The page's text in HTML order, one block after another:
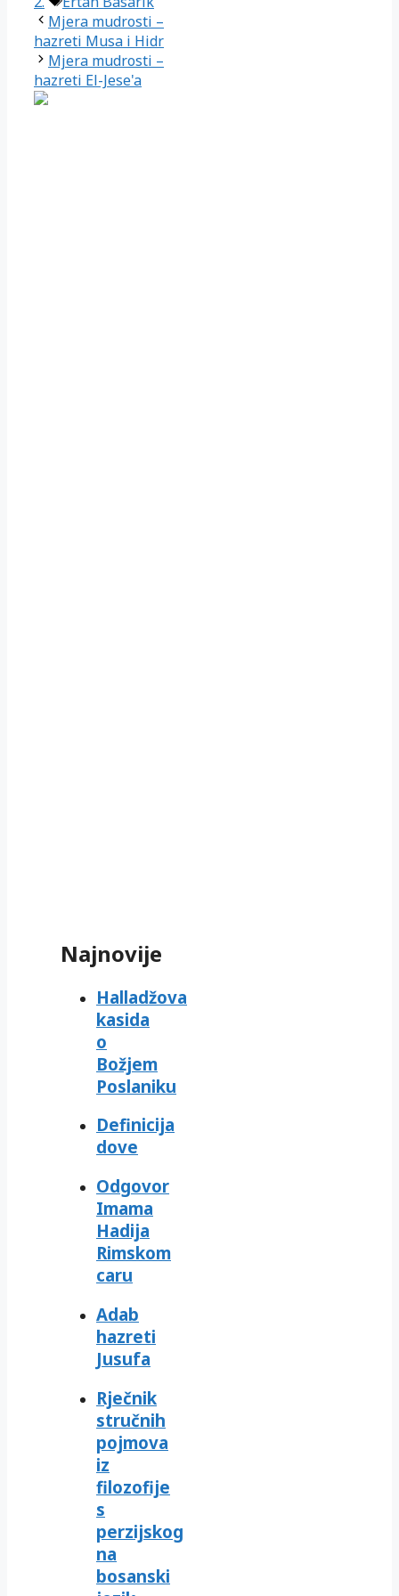
Mjera mudrosti –
hazreti Musa i Hidr
Mjera mudrosti –
hazreti El-Jese'a
Najnovije
Halladžova
kasida
o
Božjem
Poslaniku
Definicija
dove
Odgovor
Imama
Hadija
Rimskom
caru
Adab
hazreti
Jusufa
Rječnik
stručnih
pojmova
iz
filozofije
s
perzijskog
na
bosanski